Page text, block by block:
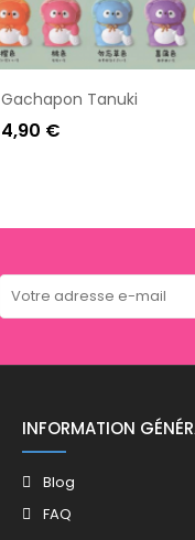
Gachapon Tanuki
4,90 €
INFORMATION
Blog
FAQ